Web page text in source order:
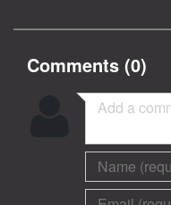
Comments (0)